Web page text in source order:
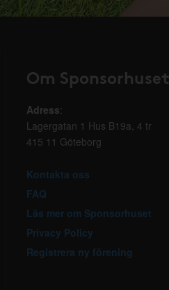
Om Sponsorhuset
Adress:
Lagergatan 1 Hus B19a, 4 tr
415 11 Göteborg
Kontakta oss
FAQ
Läs mer om Sponsorhuset
Privacy Policy
Registrera ny förening